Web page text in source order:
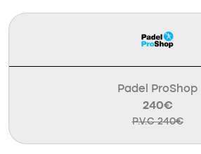
Padel ProShop
240€
P.V.C 240€